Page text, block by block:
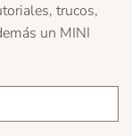
trucos,
un MINI